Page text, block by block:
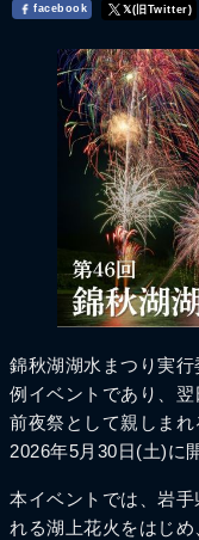
facebook 𝕏(旧Twitter)
錦秋湖湖水まつり実
例イベントであり、
前夜祭として親しまれ
2026年5月30日(土)に
本イベントでは、岩
れる湖上花火をはじ